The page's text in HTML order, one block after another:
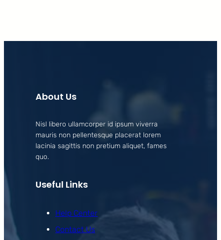
About Us
Nisl libero ullamcorper id ipsum viverra
mauris non pellentesque placerat lorem
lacinia sagittis non pretium aliquet, fames
quo.
Useful Links
Help Center
Contact Us